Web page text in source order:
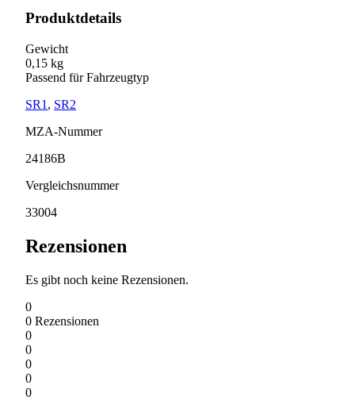
Produktdetails
Gewicht
0,15 kg
Passend für Fahrzeugtyp
SR1 , SR2
MZA-Nummer
24186B
Vergleichsnummer
33004
Rezensionen
Es gibt noch keine Rezensionen.
0
0 Rezensionen
0
0
0
0
0